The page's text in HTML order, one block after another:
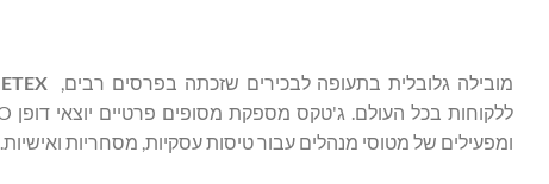
מובילה גלובלית בתעופה לבכירים שזכתה בפרסים רבים, JETEX
ומפעילים של מטוסי מנהלים עבור טיסות עסקיות, מסחריות ואישיות.